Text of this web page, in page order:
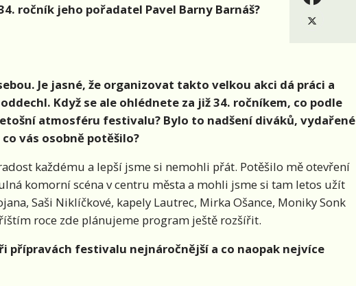
ročník jeho pořadatel Pavel Barny Barnáš?
Je jasné, že organizovat takto velkou akci dá práci a
Když se ale ohlédnete za již 34. ročníkem, co podle
atmosféru festivalu? Bylo to nadšení diváků, vydařené
vás osobně potěšilo?
každému a lepší jsme si nemohli přát. Potěšilo mě otevření
komorní scéna v centru města a mohli jsme si tam letos užít
Saši Niklíčkové, kapely Lautrec, Mirka Ošance, Moniky Sonk
roce zde plánujeme program ještě rozšířit.
přípravách festivalu nejnáročnějšía co naopak nejvíce